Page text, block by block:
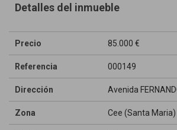
Detalles del inmueble
Precio 85.000 €
Referencia 000149
Dirección Avenida
Zona Cee (Santa Maria)